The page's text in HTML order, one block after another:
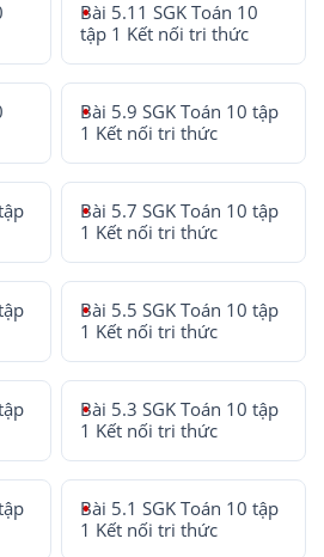
Bài 5.11 SGK Toán 10
tập 1 Kết nối tri thức
Bài 5.9 SGK Toán 10 tập
1 Kết nối tri thức
Bài 5.7 SGK Toán 10 tập
1 Kết nối tri thức
Bài 5.5 SGK Toán 10 tập
1 Kết nối tri thức
Bài 5.3 SGK Toán 10 tập
1 Kết nối tri thức
Bài 5.1 SGK Toán 10 tập
1 Kết nối tri thức